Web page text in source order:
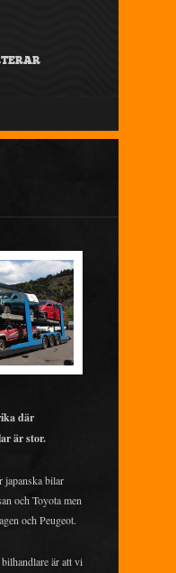
där
är stor.
japanska bilar
och Toyota men
och Peugeot.
är att vi